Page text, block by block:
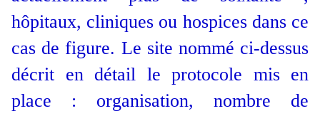
hôpitaux, cliniques ou hospices dans ce
cas de figure. Le site nommé ci-dessus
décrit en détail le protocole mis en
place : organisation, nombre de